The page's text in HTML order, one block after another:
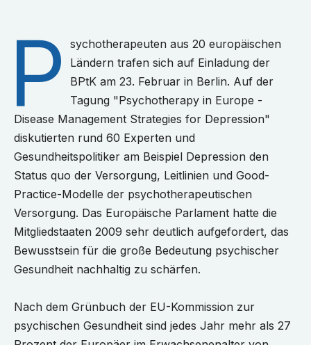
P
sychotherapeuten aus 20 europäischen
Ländern trafen sich auf Einladung der
BPtK am 23. Februar in Berlin. Auf der
Tagung "Psychotherapy in Europe -
Disease Management Strategies for Depression"
diskutierten rund 60 Experten und
Gesundheitspolitiker am Beispiel Depression den
Status quo der Versorgung, Leitlinien und Good-
Practice-Modelle der psychotherapeutischen
Versorgung. Das Europäische Parlament hatte die
Mitgliedstaaten 2009 sehr deutlich aufgefordert, das
Bewusstsein für die große Bedeutung psychischer
Gesundheit nachhaltig zu schärfen.
Nach dem Grünbuch der EU-Kommission zur
psychischen Gesundheit sind jedes Jahr mehr als 27